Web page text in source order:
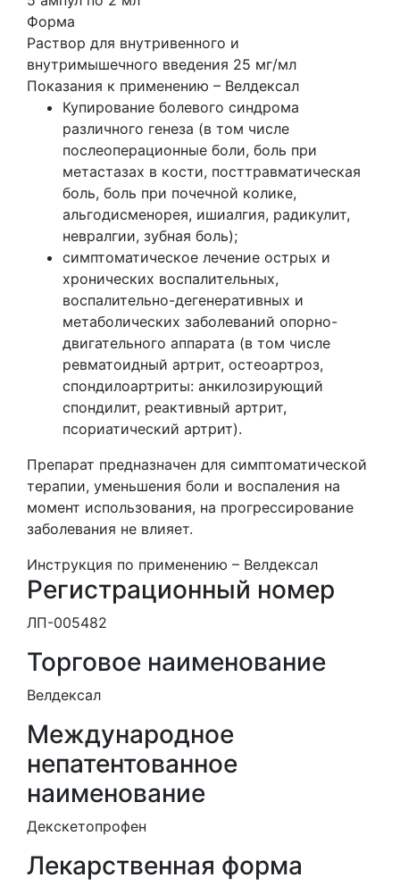
Форма
Раствор для внутривенного и
внутримышечного введения 25 мг/мл
Показания к применению – Велдексал
Купирование болевого синдрома
различного генеза (в том числе
послеоперационные боли, боль при
метастазах в кости, посттравматическая
боль, боль при почечной колике,
альгодисменорея, ишиалгия, радикулит,
невралгии, зубная боль);
симптоматическое лечение острых и
хронических воспалительных,
воспалительно-дегенеративных и
метаболических заболеваний опорно-
двигательного аппарата (в том числе
ревматоидный артрит, остеоартроз,
спондилоартриты: анкилозирующий
спондилит, реактивный артрит,
псориатический артрит).
Препарат предназначен для симптоматической
терапии, уменьшения боли и воспаления на
момент использования, на прогрессирование
заболевания не влияет.
Инструкция по применению – Велдексал
Регистрационный номер
ЛП-005482
Торговое наименование
Велдексал
Международное
непатентованное
наименование
Декскетопрофен
Лекарственная форма